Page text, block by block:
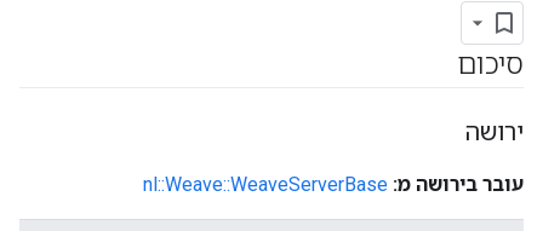
סיכום
ירושה
עובר בירושה מ: nl::Weave::WeaveServerBase